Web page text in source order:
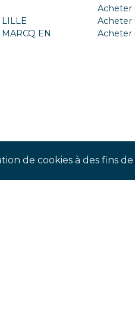
de cookies à des fins
EN
Acheter
Acheter
Acheter